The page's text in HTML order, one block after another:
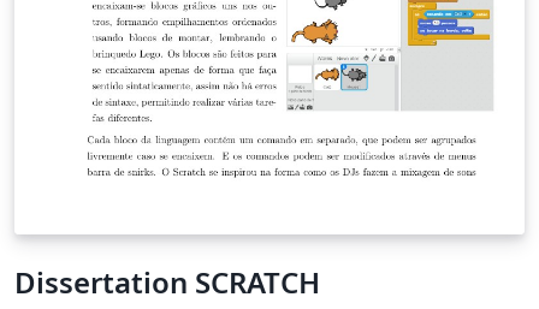
Dissertation SCRATCH